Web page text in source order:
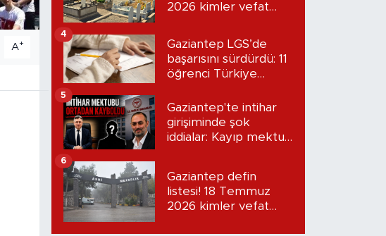
A+
2026 kimler vefat
Gaziantep LGS’de
başarısını sürdürdü: 11
öğrenci Türkiye
4
Gaziantep'te intihar
girişiminde şok
iddialar: Kayıp mektup
5
Gaziantep defin
listesi! 18 Temmuz
2026 kimler vefat
6